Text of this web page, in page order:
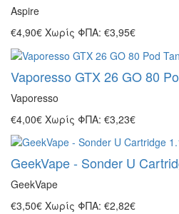
Aspire
€4,90€ Χωρίς ΦΠΑ: €3,95€
Vaporesso GTX 26 GO 80
Vaporesso
€4,00€ Χωρίς ΦΠΑ: €3,23€
GeekVape - Sonder U
GeekVape
€3,50€ Χωρίς ΦΠΑ: €2,82€